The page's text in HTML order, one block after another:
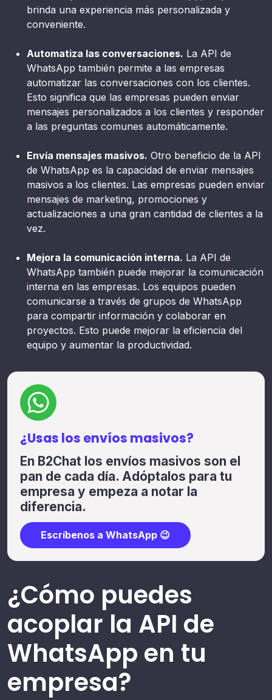
brinda una experiencia más personalizada y
conveniente.
Automatiza las conversaciones. La API de
WhatsApp también permite a las empresas
automatizar las conversaciones con los clientes.
Esto significa que las empresas pueden enviar
mensajes personalizados a los clientes y responder
a las preguntas comunes automáticamente.
Envía mensajes masivos. Otro beneficio de la API
de WhatsApp es la capacidad de enviar mensajes
masivos a los clientes. Las empresas pueden enviar
mensajes de marketing, promociones y
actualizaciones a una gran cantidad de clientes a la
vez.
Mejora la comunicación interna. La API de
WhatsApp también puede mejorar la comunicación
interna en las empresas. Los equipos pueden
comunicarse a través de grupos de WhatsApp
para compartir información y colaborar en
proyectos. Esto puede mejorar la eficiencia del
equipo y aumentar la productividad.
¿Usas los envíos masivos?
En B2Chat los envíos masivos son el
pan de cada día. Adóptalos para tu
empresa y empeza a notar la
diferencia.
Escríbenos a WhatsApp 😉
¿Cómo puedes
acoplar la API de
WhatsApp en tu
empresa?